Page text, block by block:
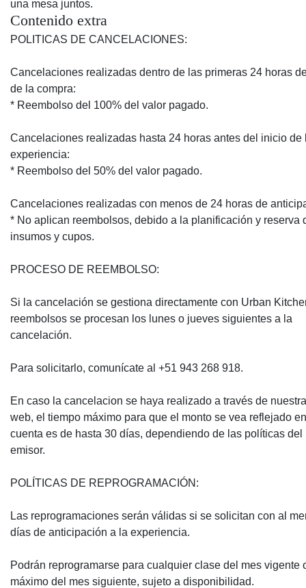
una mesa juntos.
Contenido extra
POLITICAS DE CANCELACIONES:
Cancelaciones realizadas dentro de las primeras 24 horas
de la compra:
* Reembolso del 100% del valor pagado.
Cancelaciones realizadas hasta 24 horas antes del inicio de
experiencia:
* Reembolso del 50% del valor pagado.
Cancelaciones realizadas con menos de 24 horas de
* No aplican reembolsos, debido a la planificación y reserva
insumos y cupos.
PROCESO DE REEMBOLSO:
Si la cancelación se gestiona directamente con Urban
reembolsos se procesan los lunes o jueves siguientes a la
cancelación.
Para solicitarlo, comunícate al +51 943 268 918.
En caso la cancelacion se haya realizado a través de
web, el tiempo máximo para que el monto se vea reflejado
cuenta es de hasta 30 días, dependiendo de las políticas del
emisor.
POLÍTICAS DE REPROGRAMACIÓN:
Las reprogramaciones serán válidas si se solicitan con al
días de anticipación a la experiencia.
Podrán reprogramarse para cualquier clase del mes vigente
máximo del mes siguiente, sujeto a disponibilidad.